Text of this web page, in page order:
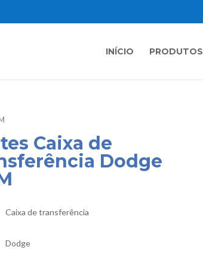
INÍCIO PRODUTOS
Caixa de
Dodge
Caixa de transferência
Dodge